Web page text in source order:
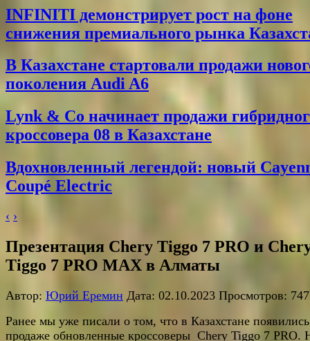
INFINITI демонстрирует рост на фоне
снижения премиального рынка
В Казахстане стартовали продажи
поколения Audi A6
Lynk & Co начинает продажи
кроссовера 08 в Казахстане
Вдохновленный легендой: новый
Coupé Electric
‹ ›
Презентация Chery Tiggo 7 PRO и
Tiggo 7 PRO MAX в Алматы
Автор: Юрий Еремин Дата: 02.10.2023 Просмотров: 747
Ранее мы уже писали о том, что в Казахстане
продаже обновленные кроссоверы Chery Tiggo 7 PRO.